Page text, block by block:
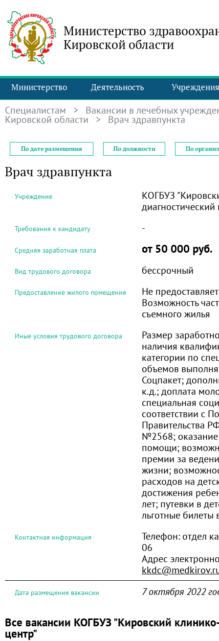
Министерство
Кировской области
Министерство Деятельность Учреждения
Специалистам > Вакансии в лечебных
Кировской области > Врач здравпункта
По дате размещения По должности По
Врач здравпункта
Учреждение
КОГБУЗ
диагностический
Требования к кандидату -
Средняя заработная плата от 50 000 руб.
Вид трудового договора бессрочный
Предоставление жилого помещения
Не
Возможность
съемного жилья
Иные условия трудового договора
Размер
наличия
категории по
объемов
Соцпакет;
к.д.; доплата
специальная
соответствии с
Правительства
№2568;
помощи;
премии за
жизни;
расходов на
достижения
лет; путевки в
льготные билеты
Контактная информация Телефон: отдел
06
Адрес
Дата размещения вакансии 7 октября 2022
Все вакансии КОГБУЗ "Кировский
центр"